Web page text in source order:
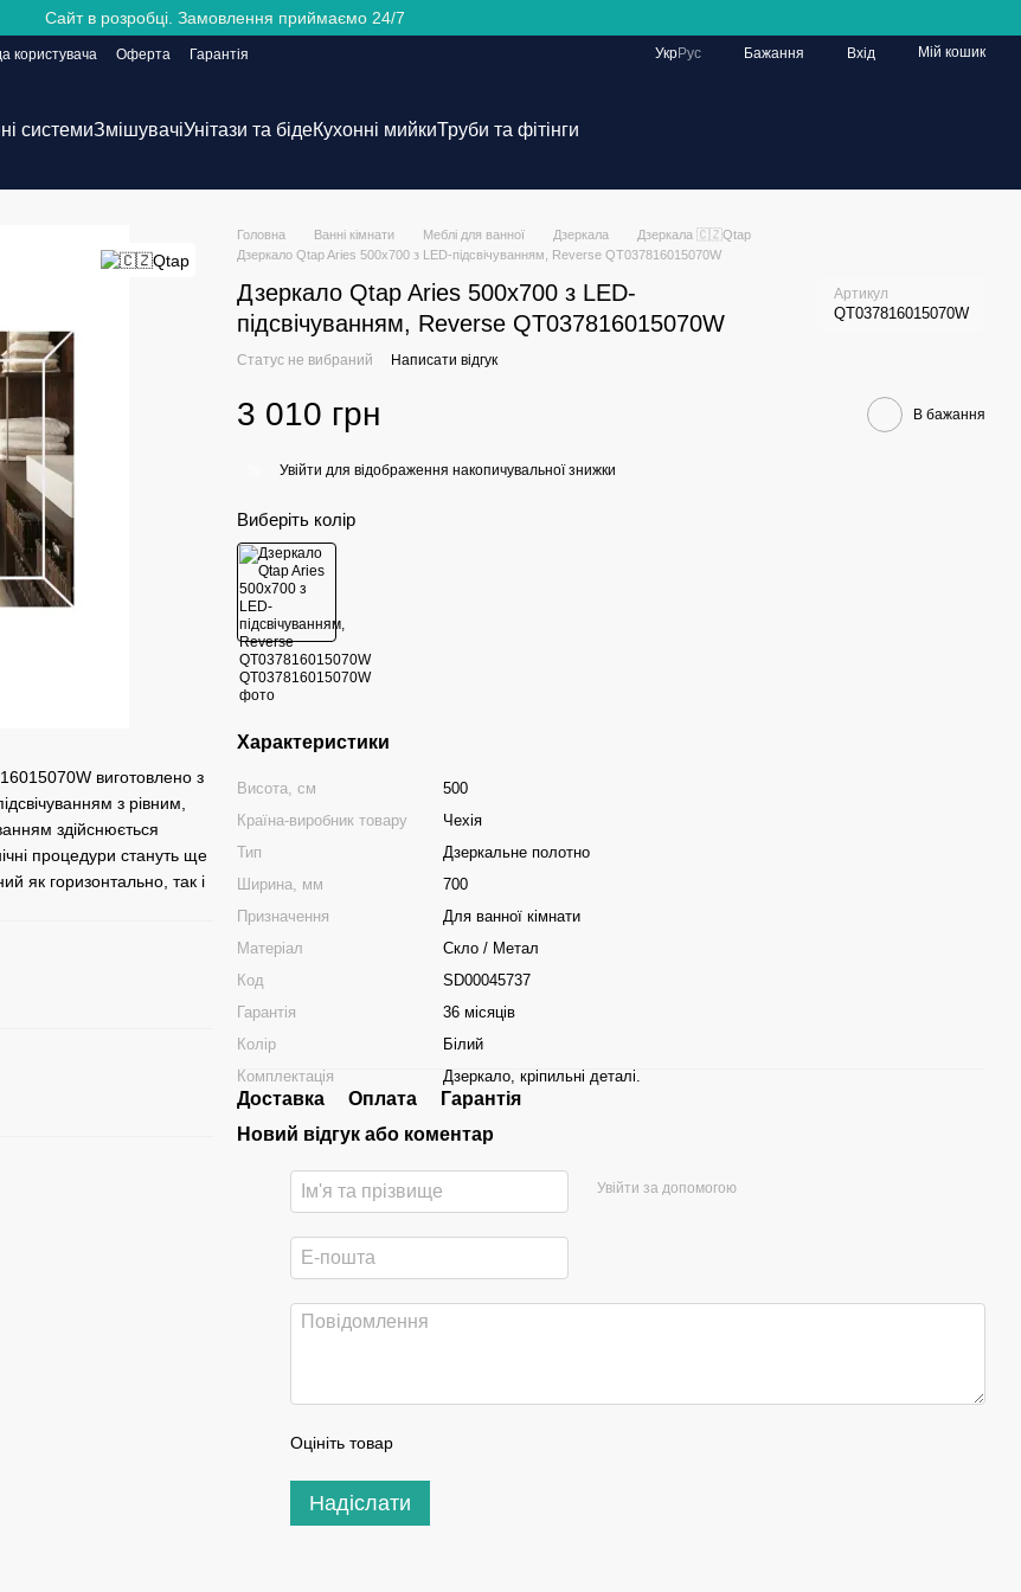
Сайт в розробці. Замовлення приймаємо 24/7
користувача Оферта
Гарантія
УкрРус Бажання Вхід Мій кошик
системиЗмішувачіУнітази та бідеКухонні мийкиТруби та фітінги
виготовлено з
з рівним,
здійснюється
процедури стануть ще
як горизонтально, так і
Головна Ванні кімнати Меблі для ванної Дзеркала
Дзеркала 🇨🇿Qtap
Дзеркало Qtap Aries 500х700 з LED-підсвічуванням, Reverse QT037816015070W
Дзеркало Qtap Aries 500х700 з LED-
підсвічуванням, Reverse QT037816015070W
Артикул
QT037816015070W
Статус не вибраний Написати відгук
3 010 грн В бажання
Увійти для відображення накопичувальної знижки
Виберіть колір
Характеристики
Висота, см
500
Країна-виробник товару
Чехія
Тип
Дзеркальне полотно
Ширина, мм
700
Призначення
Для ванної кімнати
Матеріал
Скло / Метал
Код
SD00045737
Гарантія
36 місяців
Колір
Білий
Комплектація
Дзеркало, кріпильні деталі.
Доставка Оплата
Гарантія
Новий відгук або коментар
Увійти за допомогою
Оцініть товар
Надіслати